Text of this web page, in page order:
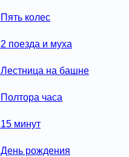
Пять колес
2 поезда и муха
Лестница на башне
Полтора часа
15 минут
День рождения